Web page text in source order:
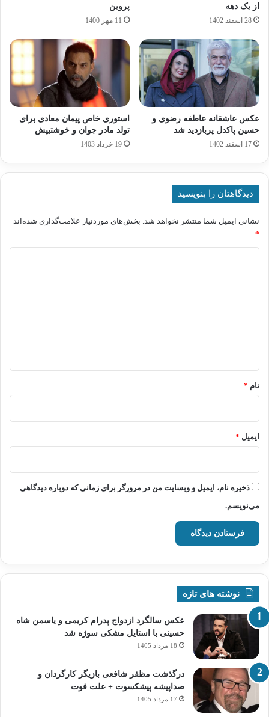
از یک دهه
28 اسفند 1402
پروین
11 مهر 1400
عکس عاشقانه عاطفه رضوی و
حسین پاکدل پربازدید شد
17 اسفند 1402
استوری خاص پیمان معادی برای
تولد مادر جوان و خوشتیپش
19 خرداد 1403
دیدگاهتان را بنویسید
نشانی ایمیل شما منتشر نخواهد شد. بخش‌های موردنیاز علامت‌گذاری شده‌اند
*
نام *
ایمیل *
ذخیره نام، ایمیل و وبسایت من در مرورگر برای زمانی که دوباره دیدگاهی
می‌نویسم.
نوشته های تازه
عکس سالگرد ازدواج پدرام کریمی و یاسمن شاه‌
حسینی با استایل مشکی سوژه شد
18 مرداد 1405
درگذشت مظفر شافعی بازیگر کارگردان و
صداپیشه پیشکسوت + علت فوت
17 مرداد 1405